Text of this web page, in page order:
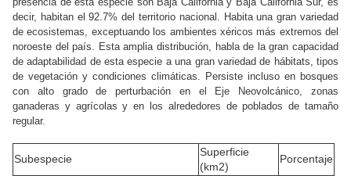
decir, habitan el 92.7% del territorio nacional. Habita una gran variedad
de ecosistemas, exceptuando los ambientes xéricos más extremos del
noroeste del país. Esta amplia distribución, habla de la gran capacidad
de adaptabilidad de esta especie a una gran variedad de hábitats, tipos
de vegetación y condiciones climáticas. Persiste incluso en bosques
con alto grado de perturbación en el Eje Neovolcánico, zonas
ganaderas y agrícolas y en los alrededores de poblados de tamaño
regular.
Subespecie
Superficie
(km2)
Porcentaje